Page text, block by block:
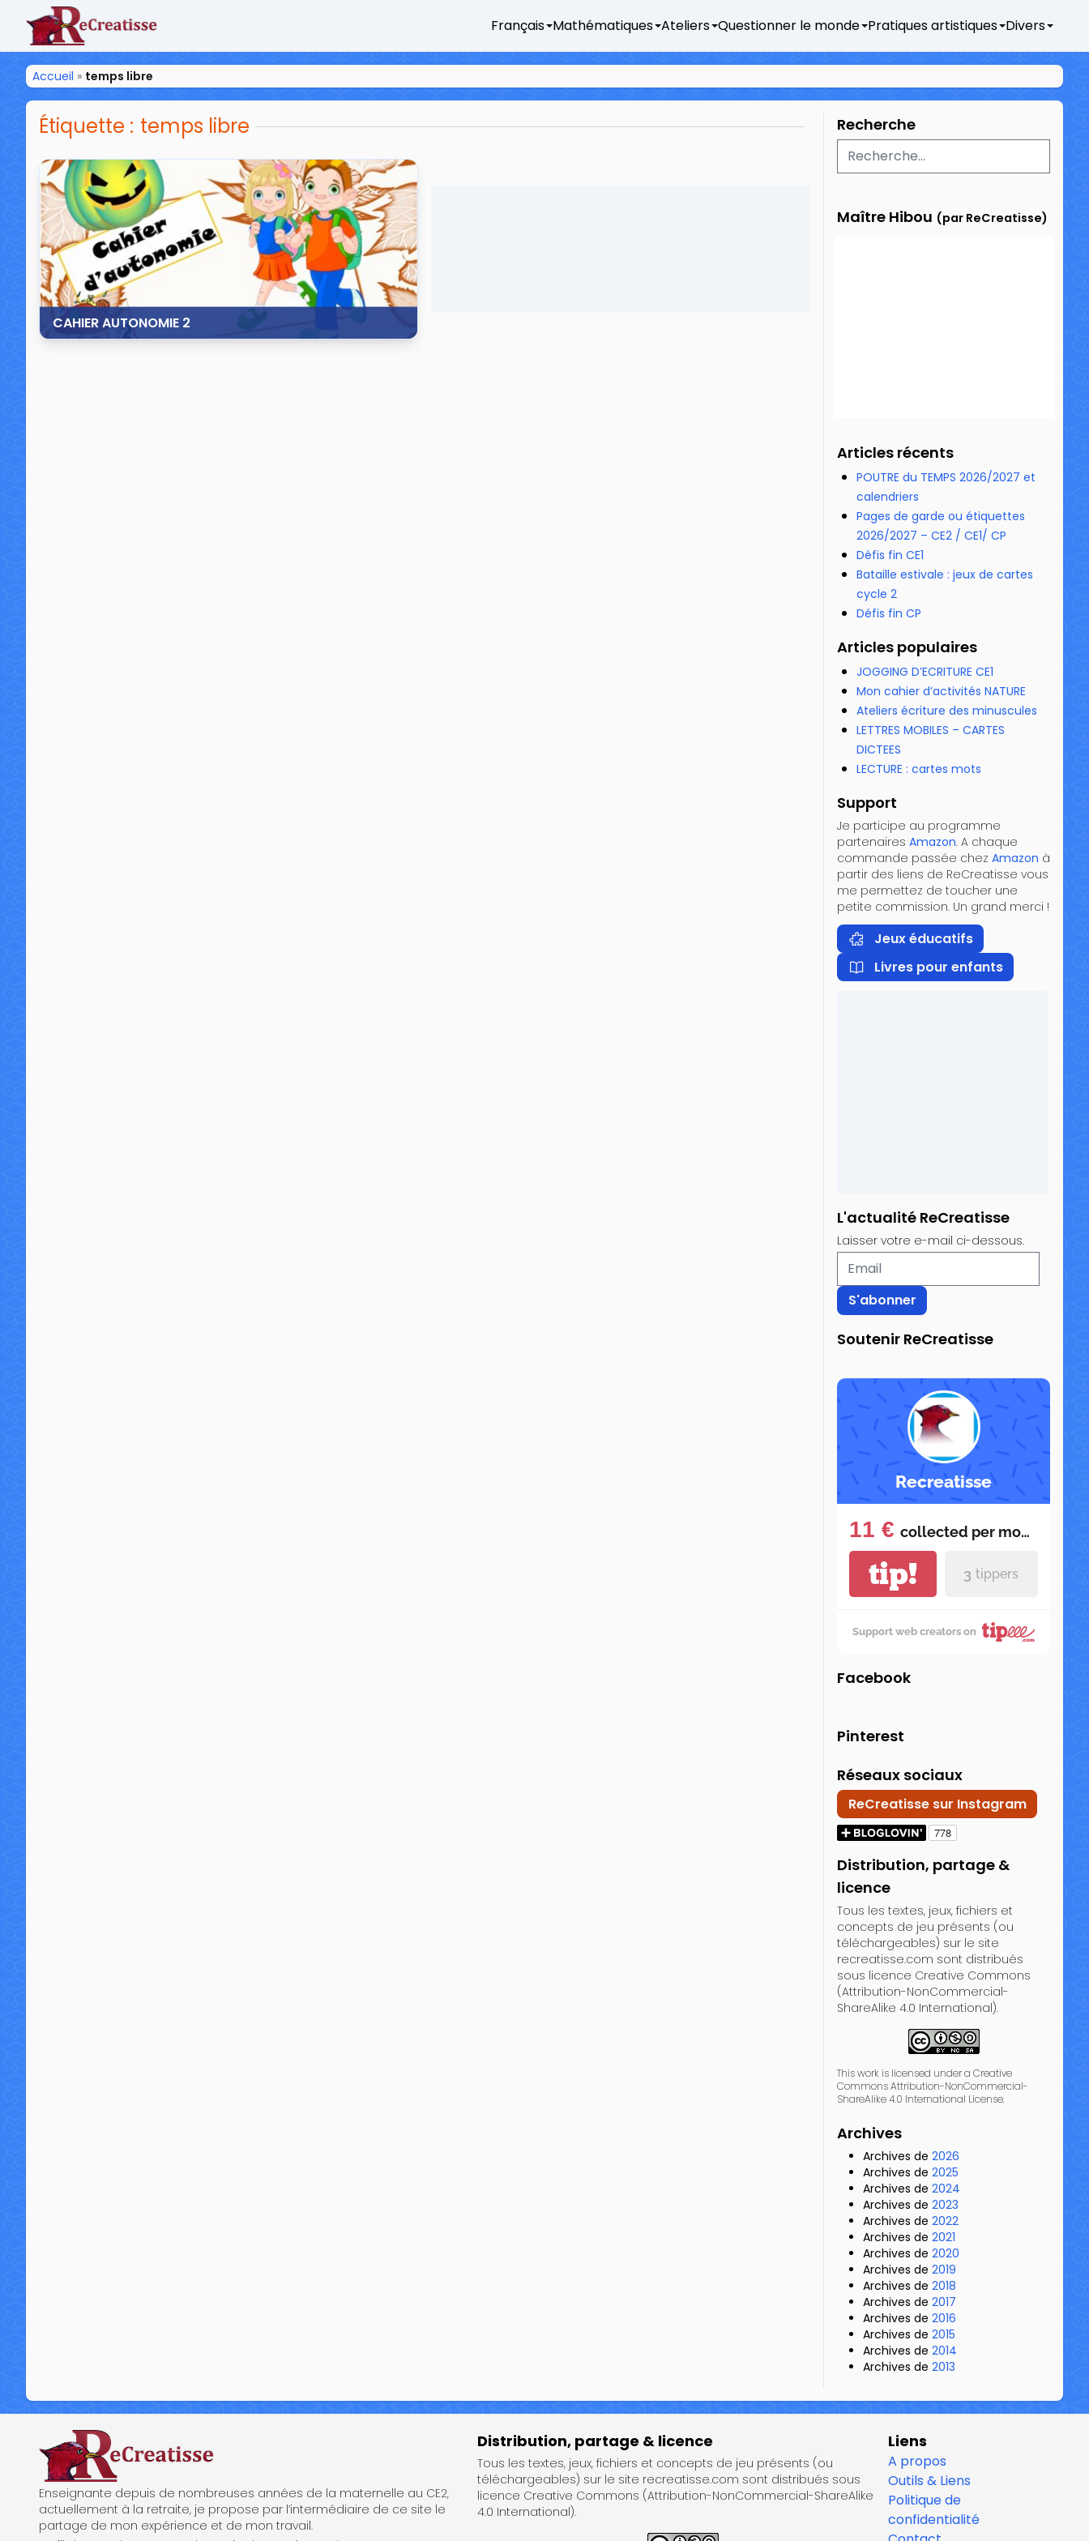
ReCreatisse
Français Mathématiques Ateliers Questionner le monde Pratiques artistiques Divers
Accueil » temps libre
Étiquette : temps libre
CAHIER AUTONOMIE 2
Recherche
Maître Hibou (par ReCreatisse)
Articles récents
POUTRE du TEMPS 2026/2027 et
calendriers
Pages de garde ou étiquettes
2026/2027 – CE2 / CE1/ CP
Défis fin CE1
Bataille estivale : jeux de cartes
cycle 2
Défis fin CP
Articles populaires
JOGGING D’ECRITURE CE1
Mon cahier d’activités NATURE
Ateliers écriture des minuscules
LETTRES MOBILES – CARTES
DICTEES
LECTURE : cartes mots
Support
Je participe au programme
partenaires Amazon. A chaque
commande passée chez Amazon à
partir des liens de ReCreatisse vous
me permettez de toucher une
petite commission. Un grand merci !
Jeux éducatifs
Livres pour enfants
L'actualité ReCreatisse
Laisser votre e-mail ci-dessous.
Soutenir ReCreatisse
Recreatisse
11 € collected per month
tip! 3 tippers
Support web creators on
Facebook
Pinterest
Réseaux sociaux
ReCreatisse sur Instagram
Distribution, partage &
licence
Tous les textes, jeux, fichiers et
concepts de jeu présents (ou
téléchargeables) sur le site
recreatisse.com sont distribués
sous licence Creative Commons
(Attribution-NonCommercial-
ShareAlike 4.0 International).
This work is licensed under a Creative
Commons Attribution-NonCommercial-
ShareAlike 4.0 International License.
Archives
Archives de 2026
Archives de 2025
Archives de 2024
Archives de 2023
Archives de 2022
Archives de 2021
Archives de 2020
Archives de 2019
Archives de 2018
Archives de 2017
Archives de 2016
Archives de 2015
Archives de 2014
Archives de 2013
ReCreatisse
Enseignante depuis de nombreuses années de la maternelle au CE2,
actuellement à la retraite, je propose par l’intermédiaire de ce site le
partage de mon expérience et de mon travail.
Distribution, partage & licence
Tous les textes, jeux, fichiers et concepts de jeu présents (ou
téléchargeables) sur le site recreatisse.com sont distribués sous
licence Creative Commons (Attribution-NonCommercial-ShareAlike
4.0 International).
Liens
A propos
Outils & Liens
Politique de
confidentialité